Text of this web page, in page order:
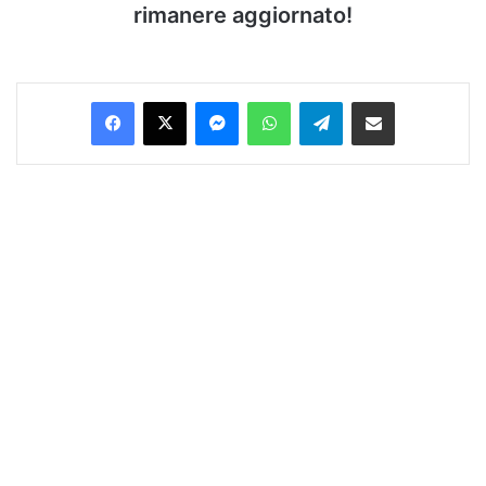
rimanere aggiornato!
Facebook
X MessengerWhatsAppTelegramCondividi via Email